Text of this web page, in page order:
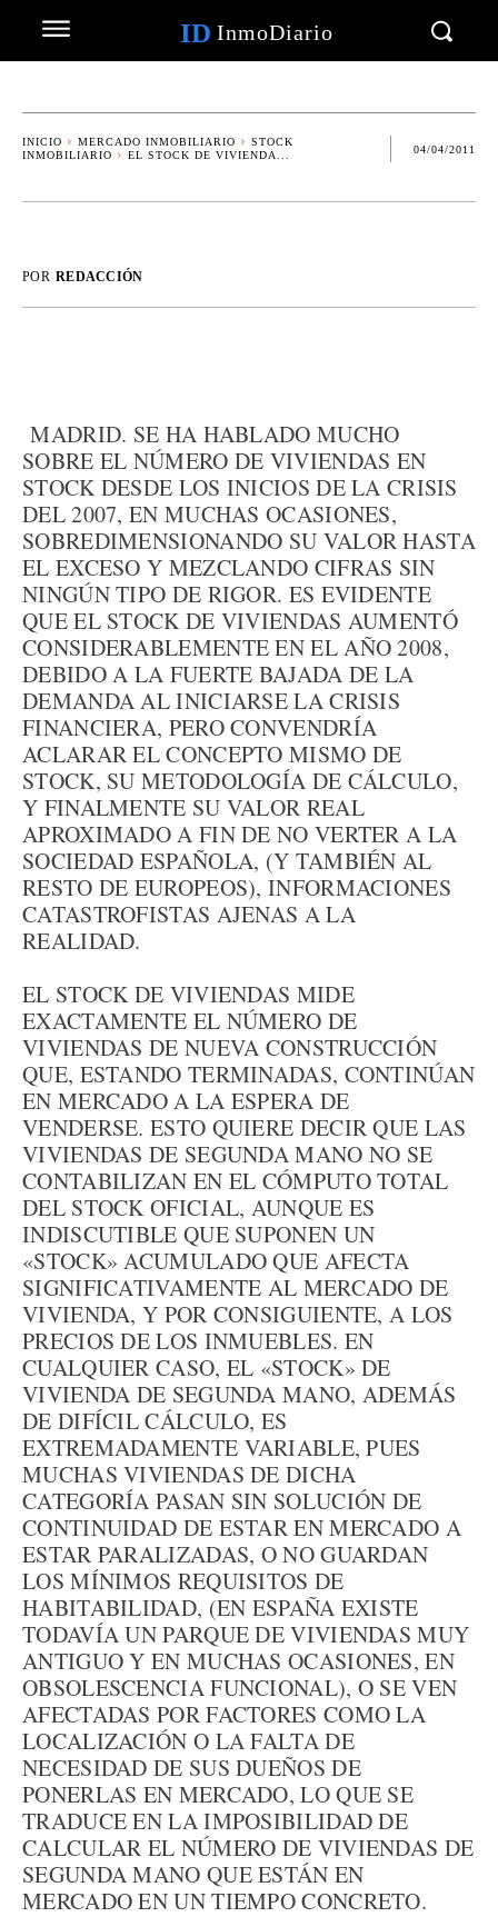
ID InmoDiario
INICIO MERCADO INMOBILIARIO
STOCK
INMOBILIARIO
EL STOCK DE VIVIENDA...
04/04/2011
POR REDACCIÓN
MADRID. SE HA HABLADO MUCHO
SOBRE EL NÚMERO DE VIVIENDAS EN
STOCK DESDE LOS INICIOS DE LA CRISIS
DEL 2007, EN MUCHAS OCASIONES,
SOBREDIMENSIONANDO SU VALOR HASTA
EL EXCESO Y MEZCLANDO CIFRAS SIN
NINGÚN TIPO DE RIGOR. ES EVIDENTE
QUE EL STOCK DE VIVIENDAS AUMENTÓ
CONSIDERABLEMENTE EN EL AÑO 2008,
DEBIDO A LA FUERTE BAJADA DE LA
DEMANDA AL INICIARSE LA CRISIS
FINANCIERA, PERO CONVENDRÍA
ACLARAR EL CONCEPTO MISMO DE
STOCK, SU METODOLOGÍA DE CÁLCULO,
Y FINALMENTE SU VALOR REAL
APROXIMADO A FIN DE NO VERTER A LA
SOCIEDAD ESPAÑOLA, (Y TAMBIÉN AL
RESTO DE EUROPEOS), INFORMACIONES
CATASTROFISTAS AJENAS A LA
REALIDAD.
EL STOCK DE VIVIENDAS MIDE
EXACTAMENTE EL NÚMERO DE
VIVIENDAS DE NUEVA CONSTRUCCIÓN
QUE, ESTANDO TERMINADAS, CONTINÚAN
EN MERCADO A LA ESPERA DE
VENDERSE. ESTO QUIERE DECIR QUE LAS
VIVIENDAS DE SEGUNDA MANO NO SE
CONTABILIZAN EN EL CÓMPUTO TOTAL
DEL STOCK OFICIAL, AUNQUE ES
INDISCUTIBLE QUE SUPONEN UN
«STOCK» ACUMULADO QUE AFECTA
SIGNIFICATIVAMENTE AL MERCADO DE
VIVIENDA, Y POR CONSIGUIENTE, A LOS
PRECIOS DE LOS INMUEBLES. EN
CUALQUIER CASO, EL «STOCK» DE
VIVIENDA DE SEGUNDA MANO, ADEMÁS
DE DIFÍCIL CÁLCULO, ES
EXTREMADAMENTE VARIABLE, PUES
MUCHAS VIVIENDAS DE DICHA
CATEGORÍA PASAN SIN SOLUCIÓN DE
CONTINUIDAD DE ESTAR EN MERCADO A
ESTAR PARALIZADAS, O NO GUARDAN
LOS MÍNIMOS REQUISITOS DE
HABITABILIDAD, (EN ESPAÑA EXISTE
TODAVÍA UN PARQUE DE VIVIENDAS MUY
ANTIGUO Y EN MUCHAS OCASIONES, EN
OBSOLESCENCIA FUNCIONAL), O SE VEN
AFECTADAS POR FACTORES COMO LA
LOCALIZACIÓN O LA FALTA DE
NECESIDAD DE SUS DUEÑOS DE
PONERLAS EN MERCADO, LO QUE SE
TRADUCE EN LA IMPOSIBILIDAD DE
CALCULAR EL NÚMERO DE VIVIENDAS DE
SEGUNDA MANO QUE ESTÁN EN
MERCADO EN UN TIEMPO CONCRETO.